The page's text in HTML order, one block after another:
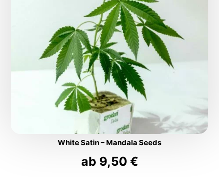
White Satin – Mandala Seeds
ab 9,50 €